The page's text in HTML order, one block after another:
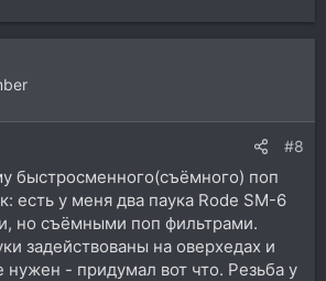
#8
быстросменного(съёмного) поп
есть у меня два паука Rode SM-6
но съёмными поп фильтрами.
задействованы на оверхедах и
нужен - придумал вот что. Резьба у